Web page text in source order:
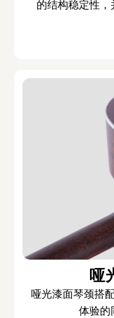
的结构稳定性
哑
哑光漆面琴颈搭
体验的